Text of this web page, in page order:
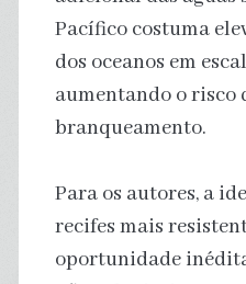
Pacífico costuma
dos oceanos em
aumentando o risco
branqueamento.
Para os autores, a
recifes mais
oportunidade